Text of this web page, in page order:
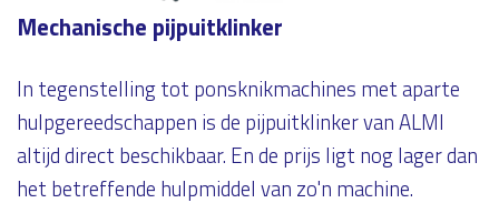
Mechanische pijpuitklinker
In tegenstelling tot ponsknikmachines met aparte
hulpgereedschappen is de pijpuitklinker van ALMI
altijd direct beschikbaar. En de prijs ligt nog lager dan
het betreffende hulpmiddel van zo'n machine.